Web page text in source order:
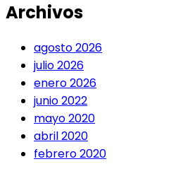
Archivos
agosto 2026
julio 2026
enero 2026
junio 2022
mayo 2020
abril 2020
febrero 2020